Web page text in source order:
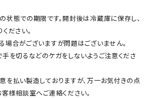
態での期限です。開封後は冷蔵庫に保存し、
ださい。
合がございますが問題はございません。
を切るなどのケガをしないようご注意くださ
払い製造しておりますが、万一お気付きの点
様相談室へご連絡ください。